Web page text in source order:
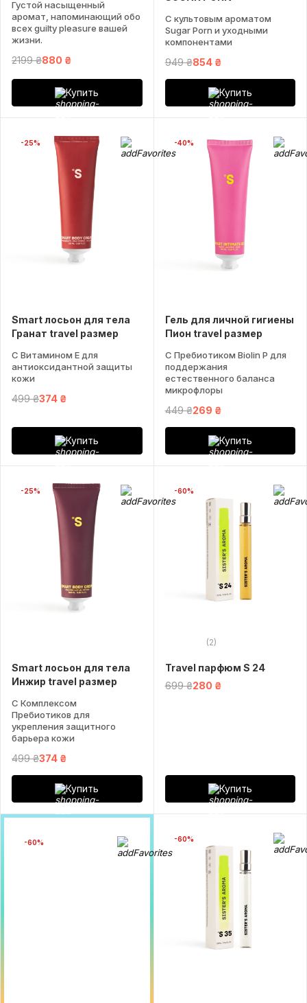
Густой насыщенный
аромат, напоминающий обо
всех guilty pleasure вашей
жизни.
2199 ₴880 ₴
Купить
С культовым ароматом
Sugar Porn и уходными
компонентами
949 ₴854 ₴
Купить
-25%
Smart лосьон для тела
Гранат travel размер
С Витамином Е для
антиоксидантной защиты
кожи
499 ₴374 ₴
Купить
-40%
Гель для личной гигиены
Пион travel размер
С Пребиотиком Biolin P для
поддержания
естественного баланса
микрофлоры
449 ₴269 ₴
Купить
-25%
Smart лосьон для тела
Инжир travel размер
С Комплексом
Пребиотиков для
укрепления защитного
барьера кожи
499 ₴374 ₴
Купить
-60%
(2)
Travel парфюм S 24
699 ₴280 ₴
Купить
-60% -60%